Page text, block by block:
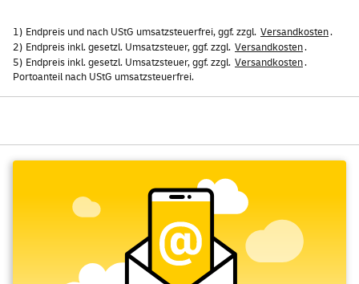
1) Endpreis und nach UStG umsatzsteuerfrei, ggf. zzgl. Versandkosten.
2) Endpreis inkl. gesetzl. Umsatzsteuer, ggf. zzgl. Versandkosten.
5) Endpreis inkl. gesetzl. Umsatzsteuer, ggf. zzgl. Versandkosten.
Portoanteil nach UStG umsatzsteuerfrei.